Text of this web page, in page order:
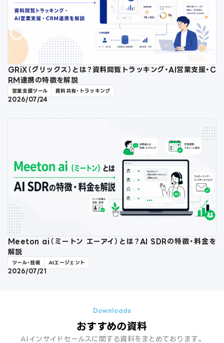
GRiX（グリックス）とは？資料閲覧トラッキング・AI営業支援・C
RM連携の特徴を解説
営業支援ツール 資料共有・トラッキング
2026/07/24
Meeton ai（ミートン エーアイ）とは？AI SDRの特徴・料金を
解説
ツール・技術 AIエージェント
2026/07/21
おすすめの資料
AIインサイドセールスに関する資料をまとめております。